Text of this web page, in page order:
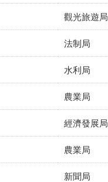
觀光旅遊局
法制局
水利局
農業局
經濟發展局
農業局
新聞局